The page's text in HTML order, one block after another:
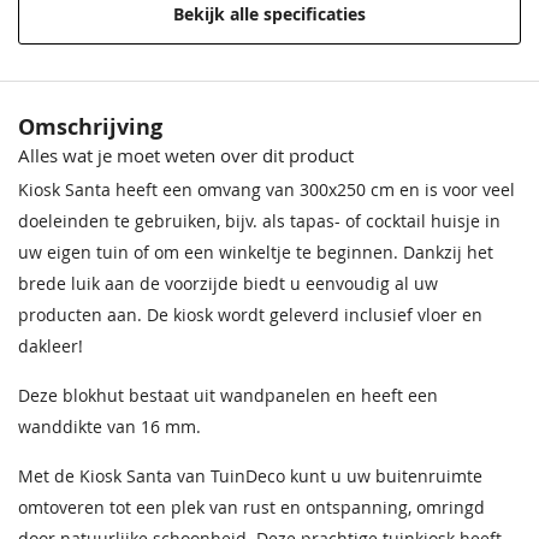
68,50
Donkergrijs
68,50
Antraciet
68,50
Ebbenzwart
68,50
Impregneervloeistof
zwart, 2,5L
37,95
Impregneervloeistof Red
Class Wood 2,5L
37,95
honing 2,5L
37,95
Op dit product ontvangt u
5 jaar garantie.
Vloer in blokhut Inclusief houten vloer
Cilinderslot Inclusief
Hang en sluitwerk Inclusief
Daktype
Daktype Zadeldak
funderingsbalken
Breedte 243 cm
Bekijk alle specificaties
Omschrijving
Alles wat je moet weten over dit product
Kiosk Santa heeft een omvang van 300x250 cm en is voor veel
doeleinden te gebruiken, bijv. als tapas- of cocktail huisje in
uw eigen tuin of om een winkeltje te beginnen. Dankzij het
brede luik aan de voorzijde biedt u eenvoudig al uw
producten aan. De kiosk wordt geleverd inclusief vloer en
dakleer!
Deze blokhut bestaat uit wandpanelen en heeft een
wanddikte van 16 mm.
Met de Kiosk Santa van TuinDeco kunt u uw buitenruimte
omtoveren tot een plek van rust en ontspanning, omringd